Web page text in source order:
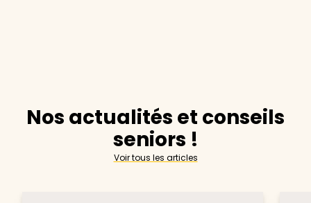
Nos actualités et conseils
seniors !
Voir tous les articles